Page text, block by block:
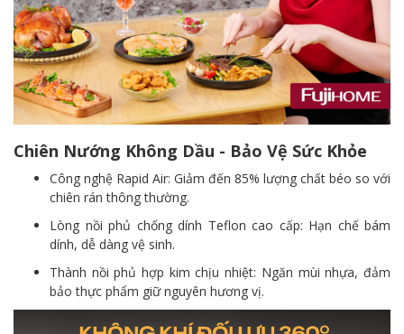
Chiên Nướng Không Dầu - Bảo Vệ Sức Khỏe
Công nghệ Rapid Air: Giảm đến 85% lượng chất béo so với
chiên rán thông thường.
Lòng nồi phủ chống dính Teflon cao cấp: Hạn chế bám
dính, dễ dàng vệ sinh.
Thành nồi phủ hợp kim chịu nhiệt: Ngăn mùi nhựa, đảm
bảo thực phẩm giữ nguyên hương vị.